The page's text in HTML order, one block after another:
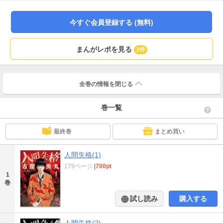
今すぐ会員登録する (無料)
まんがレポを見る 3件
全巻の情報を 閉じる
巻一覧
最終巻 まとめ買い
1
巻
人間失格(1)
179ページ |700pt
試し読み 購入する